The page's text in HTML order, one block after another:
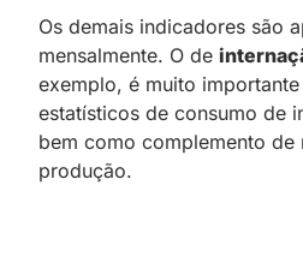
Os demais indicadores são
mensalmente. O de
exemplo, é muito
estatísticos de consumo de
bem como complemento de
produção.